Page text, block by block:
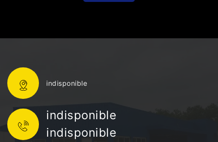
indisponible
indisponible
indisponible